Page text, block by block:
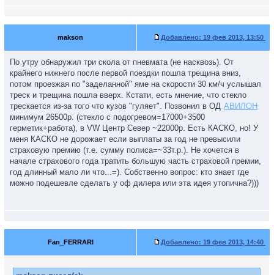
makson Добавлено: 19 фев 2013, 13:50
По утру обнаружил три скола от пневмата (не насквозь). От
крайнего нижнего после первой поездки пошла трещина вниз,
потом проезжая по "заделанной" яме на скорости 30 км/ч услышал
треск и трещина пошла вверх. Кстати, есть мнение, что стекло
трескается из-за того что кузов "гуляет". Позвонил в ОД АВИЛОН
минимум 26500р. (стекло с подогревом=17000+3500
герметик+работа), в VW Центр Север ~22000р. Есть КАСКО, но! У
меня КАСКО не дорожает если выплаты за год не превысили
страховую премию (т.е. сумму полиса=~33т.р.). Не хочется в
начале страхового года тратить большую часть страховой премии,
год длинный мало ли что...=). Собственно вопрос: кто знает где
можно подешевле сделать у оф дилера или эта идея утопична?)))
Fan_FERRARI Добавлено: 19 фев 2013, 14:40